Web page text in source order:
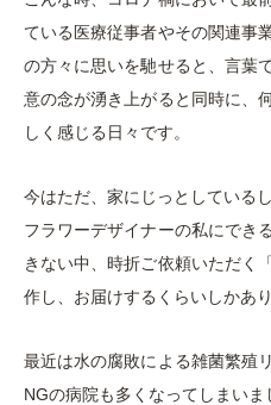
ている医療従事者やその関連事
の方々に思いを馳せると、言葉
意の念が湧き上がると同時に、
しく感じる日々です。
今はただ、家にじっとしているし
フラワーデザイナーの私にでき
きない中、時折ご依頼いただく
作し、お届けするくらいしかあり
最近は水の腐敗による雑菌繁殖
NGの病院も多くなってしまいま